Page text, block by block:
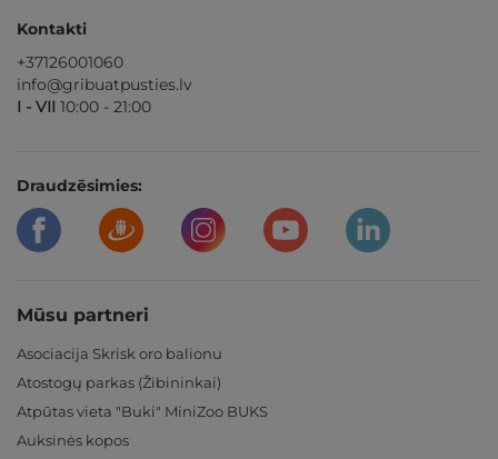
Kontakti
+37126001060
info@gribuatpusties.lv
I - VII 10:00 - 21:00
Draudzēsimies:
Mūsu partneri
Asociacija Skrisk oro balionu
Atostogų parkas (Žibininkai)
Atpūtas vieta "Buki" MiniZoo BUKS
Auksinės kopos